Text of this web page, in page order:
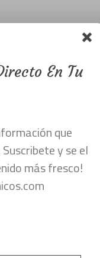
de las
y Ponos
literalmente
En Tu
que
y se el
más fresco!